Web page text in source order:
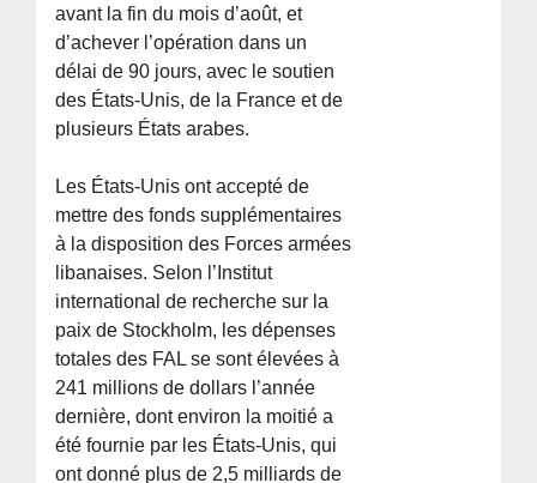
avant la fin du mois d’août, et
d’achever l’opération dans un
délai de 90 jours, avec le soutien
des États-Unis, de la France et de
plusieurs États arabes.
Les États-Unis ont accepté de
mettre des fonds supplémentaires
à la disposition des Forces armées
libanaises. Selon l’Institut
international de recherche sur la
paix de Stockholm, les dépenses
totales des FAL se sont élevées à
241 millions de dollars l’année
dernière, dont environ la moitié a
été fournie par les États-Unis, qui
ont donné plus de 2,5 milliards de